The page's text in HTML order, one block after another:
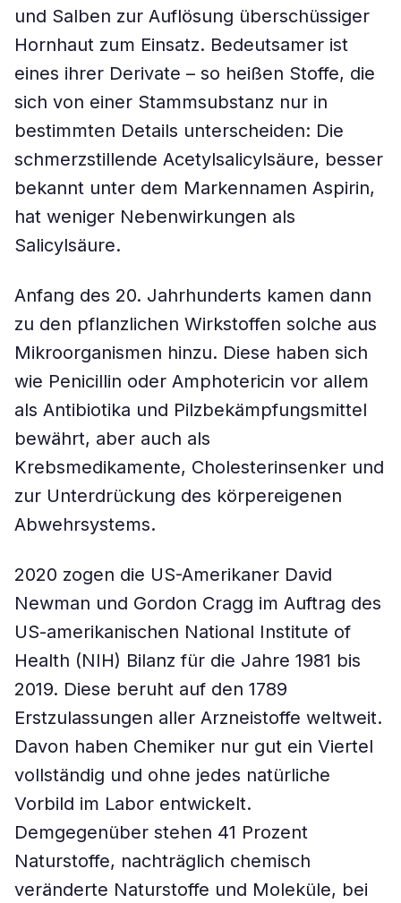
und Salben zur Auflösung überschüssiger
Hornhaut zum Einsatz. Bedeutsamer ist
eines ihrer Derivate – so heißen Stoffe, die
sich von einer Stammsubstanz nur in
bestimmten Details unterscheiden: Die
schmerzstillende Acetylsalicylsäure, besser
bekannt unter dem Markennamen Aspirin,
hat weniger Nebenwirkungen als
Salicylsäure.
Anfang des 20. Jahrhunderts kamen dann
zu den pflanzlichen Wirkstoffen solche aus
Mikroorganismen hinzu. Diese haben sich
wie Penicillin oder Amphotericin vor allem
als Antibiotika und Pilzbekämpfungsmittel
bewährt, aber auch als
Krebsmedikamente, Cholesterinsenker und
zur Unterdrückung des körpereigenen
Abwehrsystems.
2020 zogen die US-Amerikaner David
Newman und Gordon Cragg im Auftrag des
US-amerikanischen National Institute of
Health (NIH) Bilanz für die Jahre 1981 bis
2019. Diese beruht auf den 1789
Erstzulassungen aller Arzneistoffe weltweit.
Davon haben Chemiker nur gut ein Viertel
vollständig und ohne jedes natürliche
Vorbild im Labor entwickelt.
Demgegenüber stehen 41 Prozent
Naturstoffe, nachträglich chemisch
veränderte Naturstoffe und Moleküle, bei